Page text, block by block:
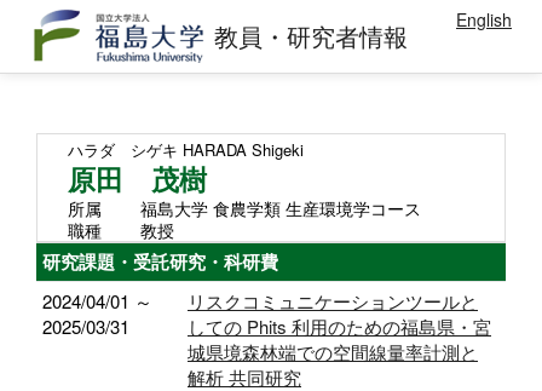
教員・研究者情報 English
ハラダ シゲキ HARADA Shigeki
原田 茂樹
所属
福島大学 食農学類 生産環境学コース
職種
教授
研究課題・受託研究・科研費
2024/04/01 ～
2025/03/31
リスクコミュニケーションツールと
しての Phits 利⽤のための福島県・宮
城県境森林端での空間線量率計測と
解析 共同研究